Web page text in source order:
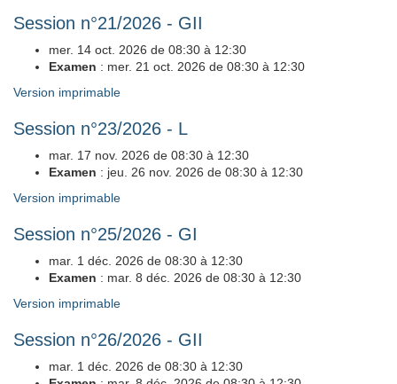
Session n°21/2026 - GII
mer. 14 oct. 2026 de 08:30 à 12:30
Examen : mer. 21 oct. 2026 de 08:30 à 12:30
Version imprimable
Session n°23/2026 - L
mar. 17 nov. 2026 de 08:30 à 12:30
Examen : jeu. 26 nov. 2026 de 08:30 à 12:30
Version imprimable
Session n°25/2026 - GI
mar. 1 déc. 2026 de 08:30 à 12:30
Examen : mar. 8 déc. 2026 de 08:30 à 12:30
Version imprimable
Session n°26/2026 - GII
mar. 1 déc. 2026 de 08:30 à 12:30